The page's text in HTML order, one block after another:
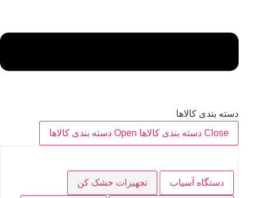
دسته بندی کالاها
Close دسته بندی کالاها
Open دسته بندی کالاها
دستگاه آسیاب تجهیزات خشک کن